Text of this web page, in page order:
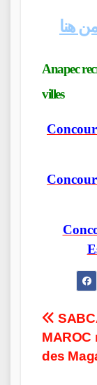
هنا
Anapec
villes
Post
MAROC
des